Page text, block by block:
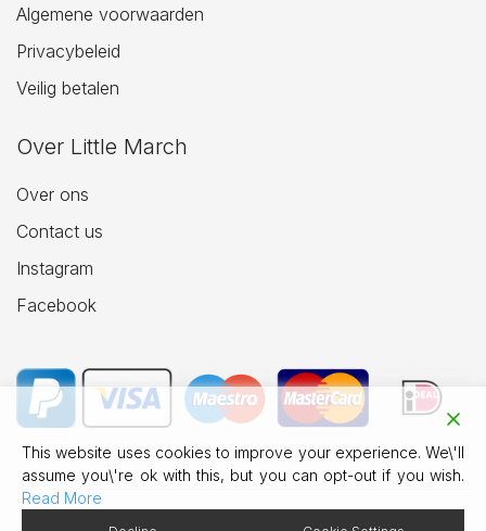
Algemene voorwaarden
Privacybeleid
Veilig betalen
Over Little March
Over ons
Contact us
Instagram
Facebook
This website uses cookies to improve your experience. We\'ll
assume you\'re ok with this, but you can opt-out if you wish.
Read More